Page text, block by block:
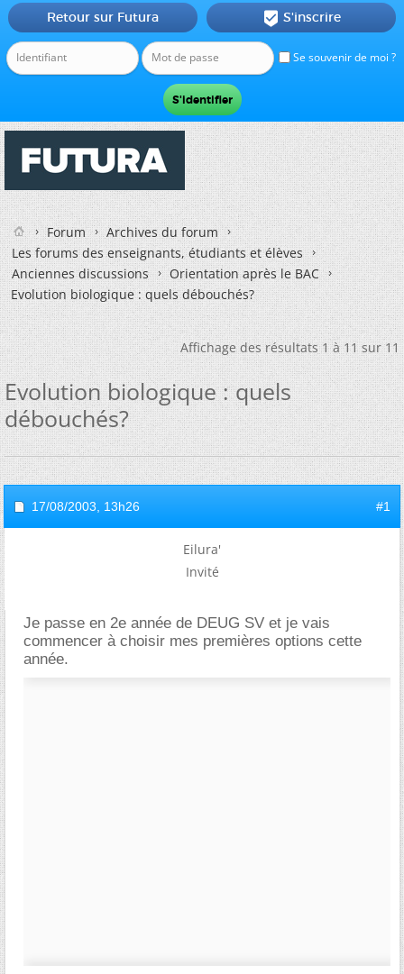
Se souvenir de moi ?
Retour sur Futura  S'inscrire
Forum
Archives du forum
Les forums des enseignants, étudiants et élèves
Anciennes discussions
Orientation après le BAC
Evolution biologique : quels débouchés?
Affichage des résultats 1 à 11 sur 11
Evolution biologique : quels
débouchés?
17/08/2003, 13h26 #1
Eilura'
Invité
Je passe en 2e année de DEUG SV et je vais
commencer à choisir mes premières options cette
année.